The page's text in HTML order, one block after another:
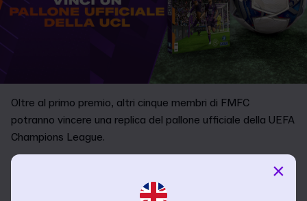
Oltre al primo premio, altri cinque membri di FMFC
potranno vincere una replica del pallone ufficiale della UEFA
Champions League.
I sei vincitori riceveranno anche una versione fisica di
×